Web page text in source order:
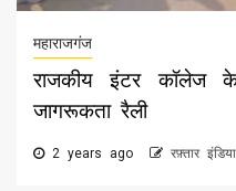
महाराजगंज
राजकीय इंटर कॉलेज के
जागरूकता रैली
2 years ago रफ़्तार